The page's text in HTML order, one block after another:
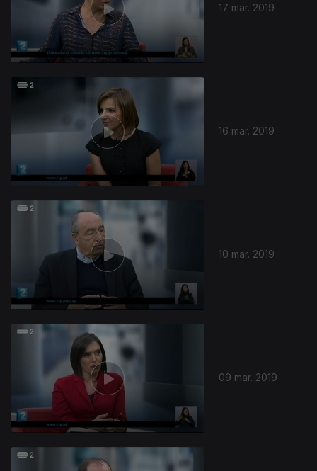
17 mar. 2019
16 mar. 2019
10 mar. 2019
09 mar. 2019